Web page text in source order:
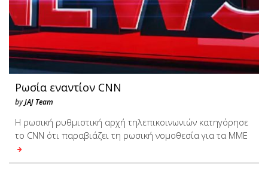
Ρωσία εναντίον CNN
byJAJ Team
Η ρωσική ρυθμιστική αρχή τηλεπικοινωνιών κατηγόρησε
το CNN ότι παραβιάζει τη ρωσική νομοθεσία για τα ΜΜΕ